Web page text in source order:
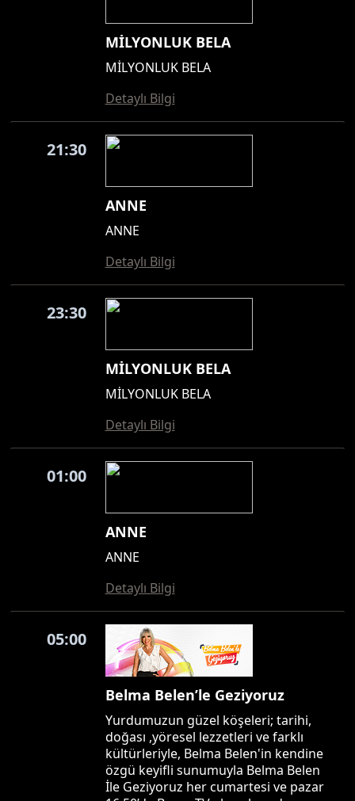
MİLYONLUK BELA
MİLYONLUK BELA
Detaylı Bilgi
21:30
ANNE
ANNE
Detaylı Bilgi
23:30
MİLYONLUK BELA
MİLYONLUK BELA
Detaylı Bilgi
01:00
ANNE
ANNE
Detaylı Bilgi
05:00
Belma Belen’le Geziyoruz
Yurdumuzun güzel köşeleri; tarihi,
doğası ,yöresel lezzetleri ve farklı
kültürleriyle, Belma Belen'in kendine
özgü keyifli sunumuyla Belma Belen
İle Geziyoruz her cumartesi ve pazar